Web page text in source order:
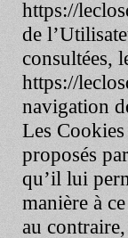
https://
de
consultées,
https://
navigation
Les
proposés
qu’il lui
manière à
au